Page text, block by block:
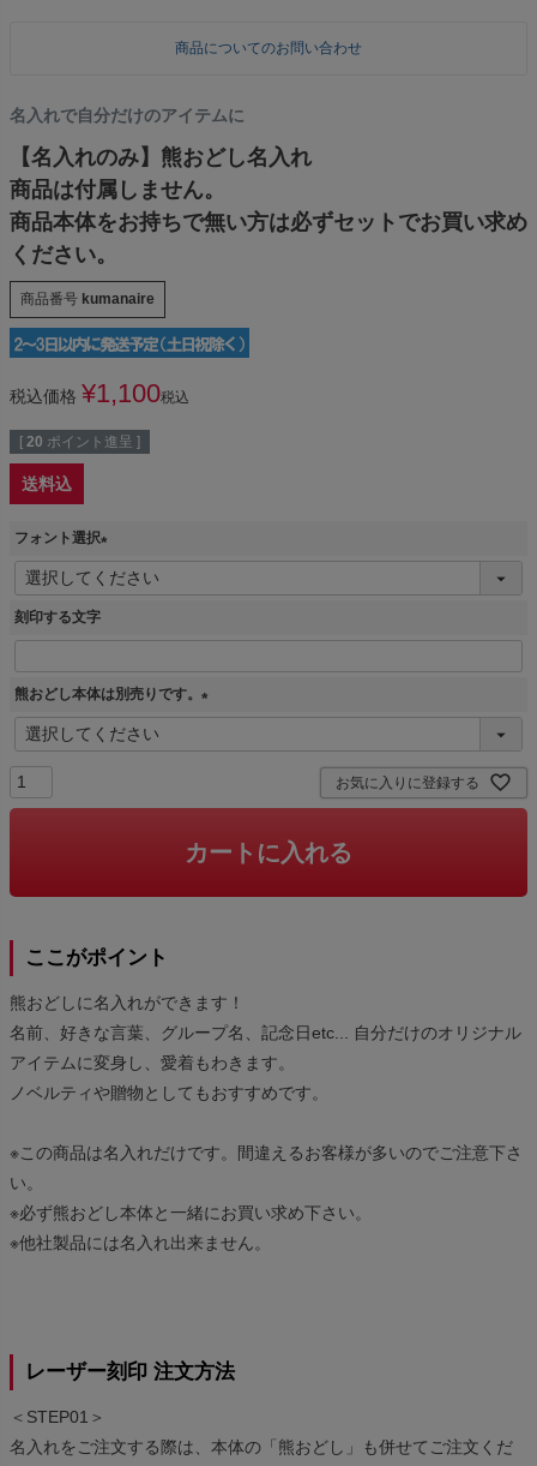
商品についてのお問い合わせ
名入れで自分だけのアイテムに
【名入れのみ】熊おどし名入れ
商品は付属しません。
商品本体をお持ちで無い方は必ずセットでお買い求め
ください。
商品番号 kumanaire
税込価格 ¥1,100税込
[ 20 ポイント進呈 ]
送料込
フォント選択
(
必
)
刻印する文字
熊おどし本体は別売りです。
必
お気に入りに登録する
カートに入れる
ここがポイント
熊おどしに名入れができます！
名前、好きな言葉、グループ名、記念日etc... 自分だけのオリジナル
アイテムに変身し、愛着もわきます。
ノベルティや贈物としてもおすすめです。
※この商品は名入れだけです。間違えるお客様が多いのでご注意下さ
い。
※必ず熊おどし本体と一緒にお買い求め下さい。
※他社製品には名入れ出来ません。
レーザー刻印 注文方法
＜STEP01＞
名入れをご注文する際は、本体の「熊おどし」も併せてご注文くだ